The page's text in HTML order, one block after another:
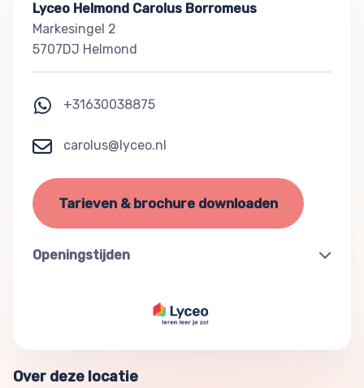
Lyceo Helmond Carolus Borromeus
Markesingel 2
5707DJ Helmond
+31630038875
carolus@lyceo.nl
Tarieven & brochure downloaden
Openingstijden
Over deze locatie